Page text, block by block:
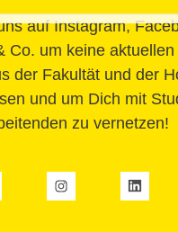
auf Instagram,
Co. um keine aktuellen
der Fakultät und der
und um Dich mit
zu vernetzen!